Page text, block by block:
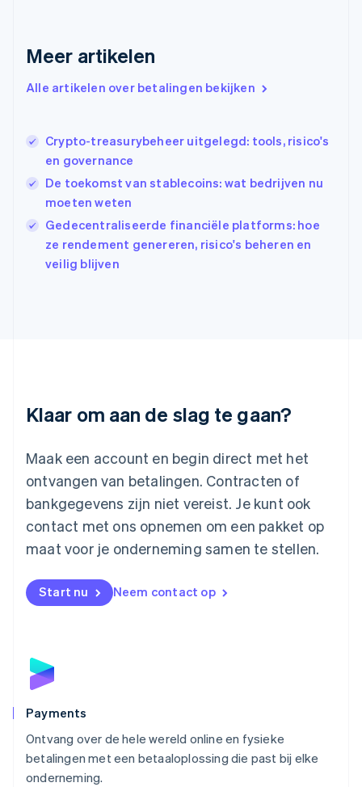
Meer artikelen
Alle artikelen over betalingen bekijken
Crypto-treasurybeheer uitgelegd: tools, risico's
en governance
De toekomst van stablecoins: wat bedrijven nu
moeten weten
Gedecentraliseerde financiële platforms: hoe
ze rendement genereren, risico's beheren en
veilig blijven
Klaar om aan de slag te gaan?
Maak een account en begin direct met het
ontvangen van betalingen. Contracten of
bankgegevens zijn niet vereist. Je kunt ook
contact met ons opnemen om een pakket op
maat voor je onderneming samen te stellen.
Start nu Neem contact op
Payments
Ontvang over de hele wereld online en fysieke
betalingen met een betaaloplossing die past bij elke
onderneming.
English
English
Ierland
India
English
Italië
Italiano English
日本語 English
Kroatië
FrançaisDeutschEnglish
English
Malta
English
Mexico
Nederland
NederlandsEnglish
English
Noorwegen
Polen
English
Português
English
Singapore
English简体中文